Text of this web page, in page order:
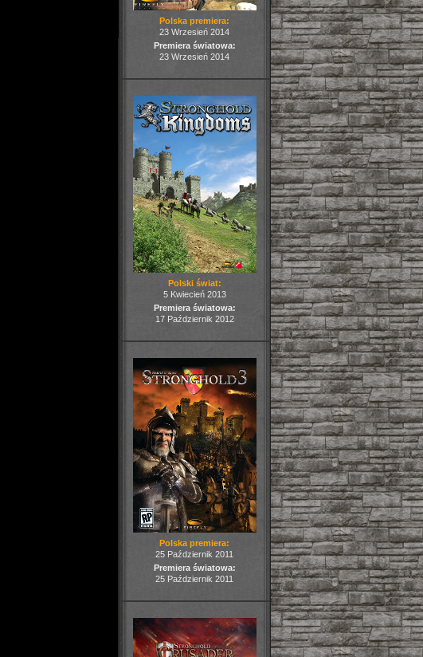
Polska premiera:
23 Wrzesień 2014
Premiera światowa:
23 Wrzesień 2014
Polski świat:
5 Kwiecień 2013
Premiera światowa:
17 Październik 2012
Polska premiera:
25 Październik 2011
Premiera światowa:
25 Październik 2011